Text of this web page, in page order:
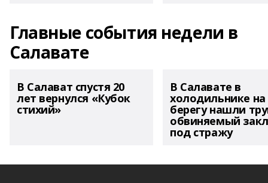
Главные события недели в
Салавате
В Салават спустя 20
лет вернулся «Кубок
стихий»
В Салавате в
холодильнике на
берегу нашли
обвиняемый
под стражу